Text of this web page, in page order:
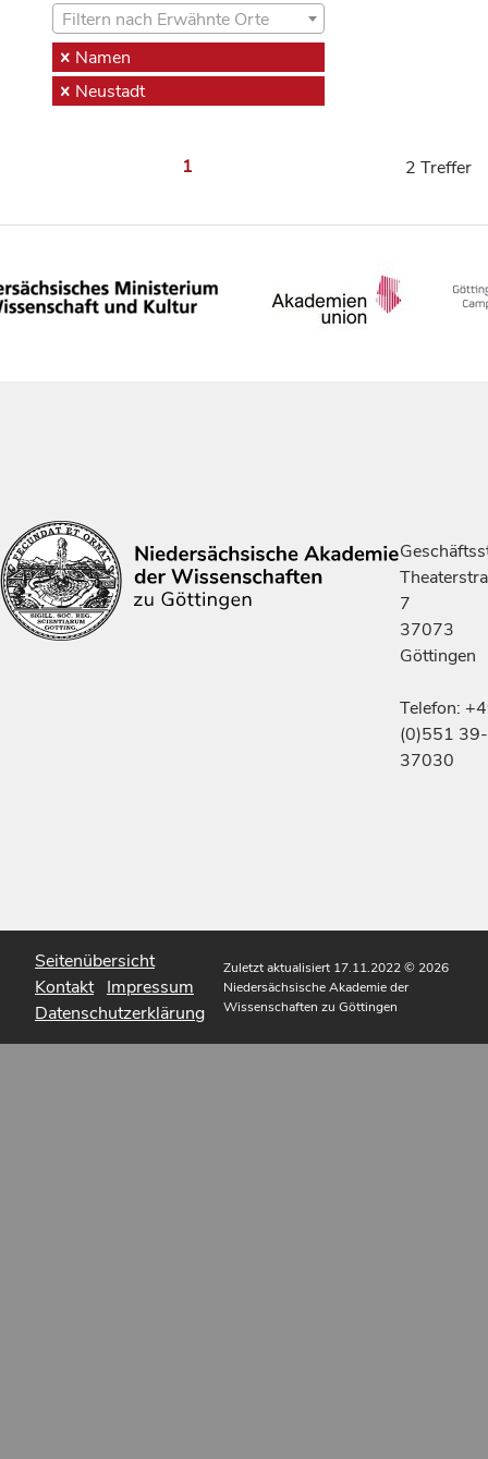
Filtern nach Erwähnte Orte
Namen
Neustadt
1 2 Treffer
7
37073
Göttingen
Telefon:
(0)551 39-
37030
Seitenübersicht
Kontakt Impressum
Datenschutzerklärung
Zuletzt aktualisiert 17.11.2022© 2026
Niedersächsische Akademie der
Wissenschaften zu Göttingen